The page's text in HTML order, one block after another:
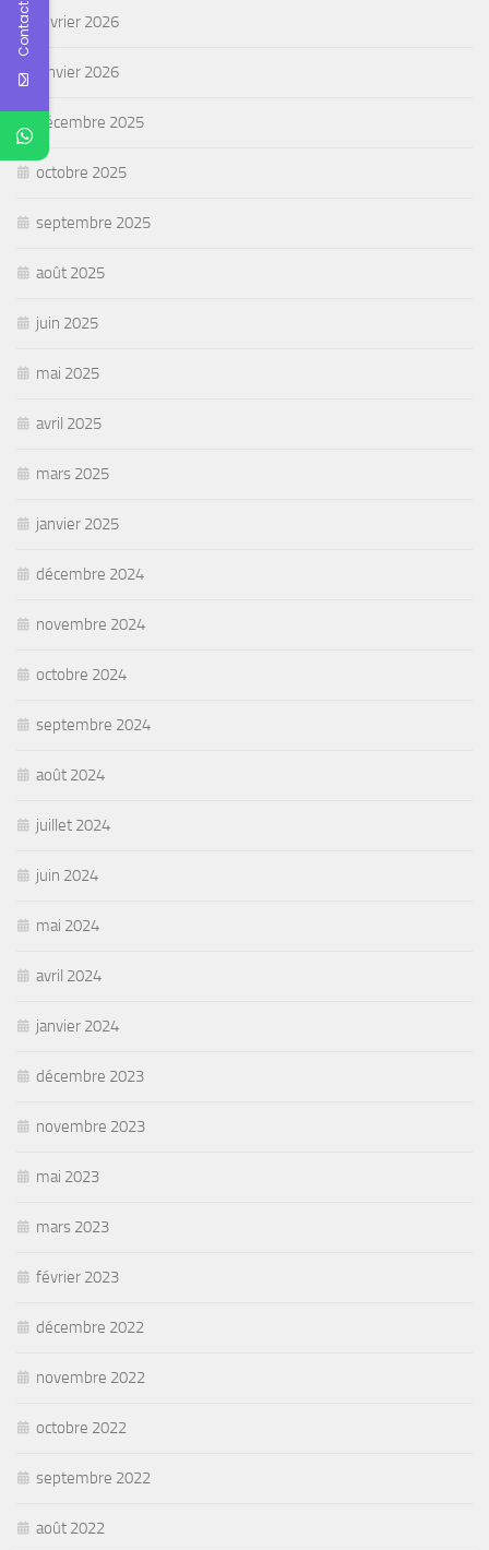
février 2026
janvier 2026
décembre 2025
octobre 2025
septembre 2025
août 2025
juin 2025
mai 2025
avril 2025
mars 2025
janvier 2025
décembre 2024
novembre 2024
octobre 2024
septembre 2024
août 2024
juillet 2024
juin 2024
mai 2024
avril 2024
janvier 2024
décembre 2023
novembre 2023
mai 2023
mars 2023
février 2023
décembre 2022
novembre 2022
octobre 2022
septembre 2022
août 2022
Contact Us